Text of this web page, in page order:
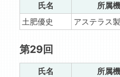
氏名
所属
土肥優史
アステラス製
第29回
氏名
所属